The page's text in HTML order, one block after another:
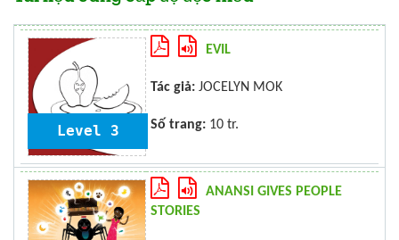
Level 3
EVIL
Tác giả: JOCELYN MOK
Số trang: 10 tr.
ANANSI GIVES PEOPLE
STORIES